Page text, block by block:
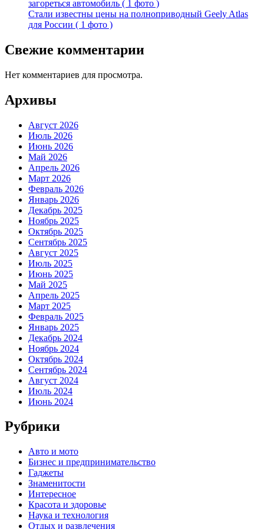
загореться автомобиль ( 1 фото )
Стали известны цены на полноприводный Geely Atlas
для России ( 1 фото )
Свежие комментарии
Нет комментариев для просмотра.
Архивы
Август 2026
Июль 2026
Июнь 2026
Май 2026
Апрель 2026
Март 2026
Февраль 2026
Январь 2026
Декабрь 2025
Ноябрь 2025
Октябрь 2025
Сентябрь 2025
Август 2025
Июль 2025
Июнь 2025
Май 2025
Апрель 2025
Март 2025
Февраль 2025
Январь 2025
Декабрь 2024
Ноябрь 2024
Октябрь 2024
Сентябрь 2024
Август 2024
Июль 2024
Июнь 2024
Рубрики
Авто и мото
Бизнес и предпринимательство
Гаджеты
Знаменитости
Интересное
Красота и здоровье
Наука и технология
Отдых и развлечения